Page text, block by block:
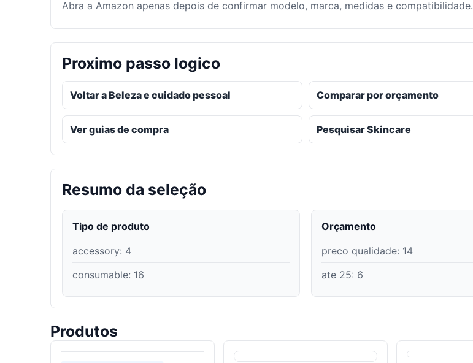
Abra a Amazon apenas depois de confirmar modelo, marca, medidas e compatibilidade.
Proximo passo logico
Voltar a Beleza e cuidado pessoal Comparar por orçamento
Ver guias de compra Pesquisar Skincare
Resumo da seleção
Tipo de produto
accessory: 4
consumable: 16
Orçamento
preco qualidade: 14
ate 25: 6
Produtos